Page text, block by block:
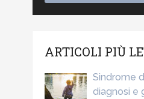
ARTICOLI PIÙ
Sindrome
diagnosi e